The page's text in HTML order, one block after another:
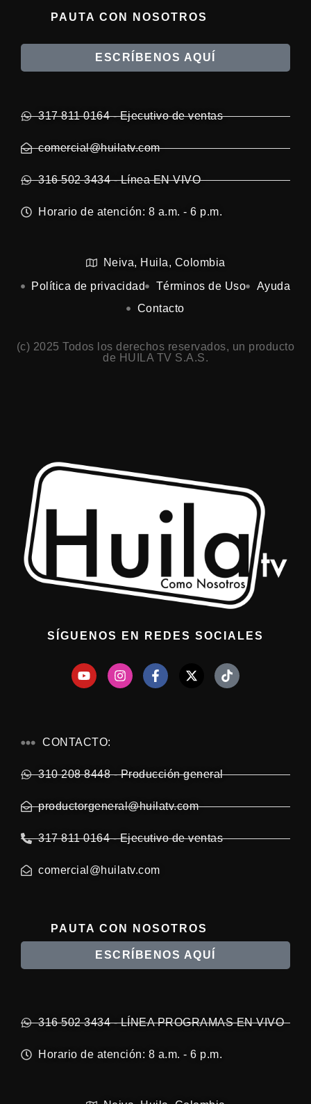
PAUTA CON NOSOTROS
ESCRÍBENOS AQUÍ
317 811 0164 - Ejecutivo de ventas
comercial@huilatv.com
316 502 3434 - Línea EN VIVO
Horario de atención: 8 a.m. - 6 p.m.
Neiva, Huila, Colombia
Política de privacidad
Términos de Uso
Ayuda
Contacto
(c) 2025 Todos los derechos reservados, un producto
de HUILA TV S.A.S.
SÍGUENOS EN REDES SOCIALES
CONTACTO:
310 208 8448 - Producción general
productorgeneral@huilatv.com
317 811 0164 - Ejecutivo de ventas
comercial@huilatv.com
PAUTA CON NOSOTROS
ESCRÍBENOS AQUÍ
316 502 3434 - LÍNEA PROGRAMAS EN VIVO
Horario de atención: 8 a.m. - 6 p.m.